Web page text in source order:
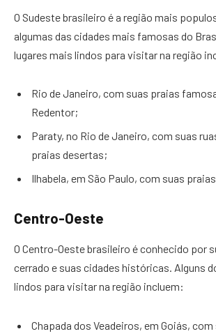
O Sudeste brasileiro é a região mais
algumas das cidades mais famosas do
lugares mais lindos para visitar na região
Rio de Janeiro, com suas praias
Redentor;
Paraty, no Rio de Janeiro, com suas
praias desertas;
Ilhabela, em São Paulo, com suas
Centro-Oeste
O Centro-Oeste brasileiro é conhecido por
cerrado e suas cidades históricas. Alguns
lindos para visitar na região incluem:
Chapada dos Veadeiros, em Goiás,